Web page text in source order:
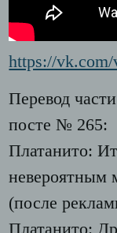
https://vk.com/
Перевод
посте № 265:
Платанито:
невероятным
(после